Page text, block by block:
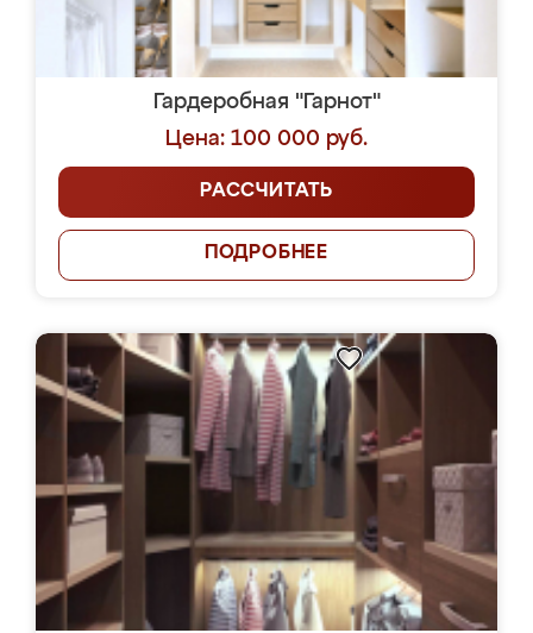
Гардеробная "Гарнот"
Цена: 100 000 руб.
РАССЧИТАТЬ
ПОДРОБНЕЕ